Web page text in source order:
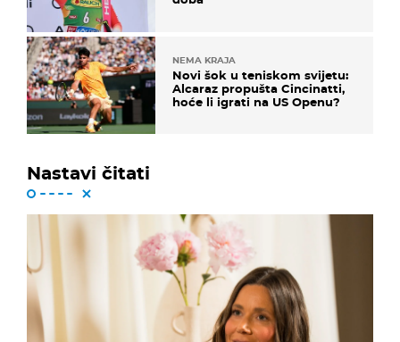
NEMA KRAJA
Novi šok u teniskom svijetu:
Alcaraz propušta Cincinatti,
hoće li igrati na US Openu?
Nastavi čitati